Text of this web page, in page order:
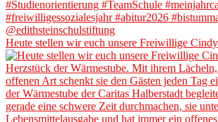
Heute stellen wir euch unsere Freiwillige